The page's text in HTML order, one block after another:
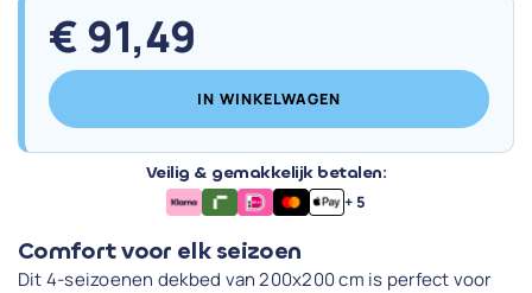
€91,49
IN WINKELWAGEN
Veilig & gemakkelijk betalen:
+ 5
Comfort voor elk seizoen
Dit 4-seizoenen dekbed van 200x200 cm is perfect voor